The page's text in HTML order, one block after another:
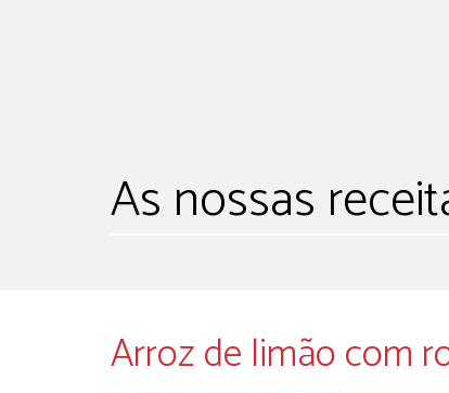
As nossas
Arroz de limão com